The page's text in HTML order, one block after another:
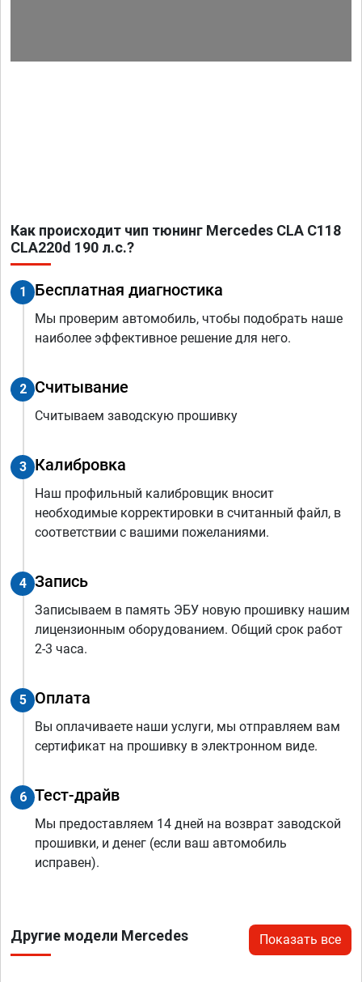
Как происходит чип тюнинг Mercedes CLA C118
CLA220d 190 л.с.?
1 Бесплатная диагностика
Мы проверим автомобиль, чтобы подобрать наше
наиболее эффективное решение для него.
2 Считывание
Считываем заводскую прошивку
3 Калибровка
Наш профильный калибровщик вносит
необходимые корректировки в считанный файл, в
соответствии с вашими пожеланиями.
4 Запись
Записываем в память ЭБУ новую прошивку нашим
лицензионным оборудованием. Общий срок работ
2-3 часа.
5 Оплата
Вы оплачиваете наши услуги, мы отправляем вам
сертификат на прошивку в электронном виде.
6 Тест-драйв
Мы предоставляем 14 дней на возврат заводской
прошивки, и денег (если ваш автомобиль
исправен).
Другие модели Mercedes Показать все